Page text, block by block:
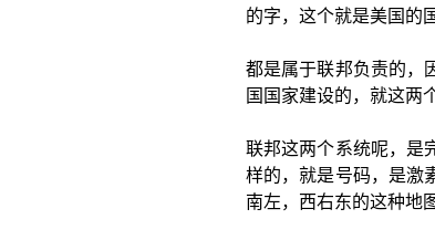
的字，这个就是美国的
都是属于联邦负责的，
国国家建设的，就这两
联邦这两个系统呢，是
样的，就是号码，是激
南左，西右东的这种地